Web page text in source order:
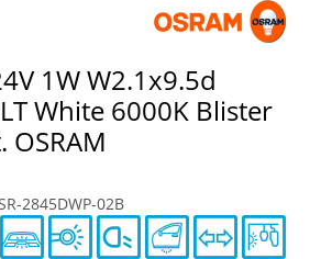
1W W2.1x9.5d
White 6000K Blister
OSRAM
2845DWP-02B